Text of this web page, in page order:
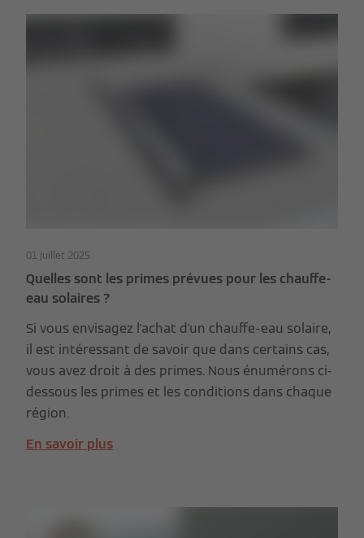
01 juillet 2025
Quelles sont les primes prévues pour les chauffe-
eau solaires ?
Si vous envisagez l'achat d'un chauffe-eau solaire,
il est intéressant de savoir que dans certains cas,
vous avez droit à des primes. Nous énumérons ci-
dessous les primes et les conditions dans chaque
région.
En savoir plus